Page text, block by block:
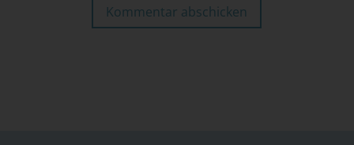
Kommentar abschicken